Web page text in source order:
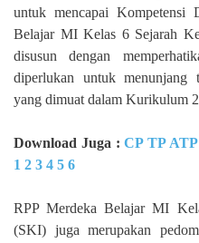
untuk mencapai Kompetensi
Belajar MI Kelas 6 Sejarah
disusun dengan
diperlukan untuk menunjang
yang dimuat dalam Kurikulum
Download Juga :CP TP
1 2 3 4 5 6
RPP Merdeka Belajar MI
(SKI) juga merupakan